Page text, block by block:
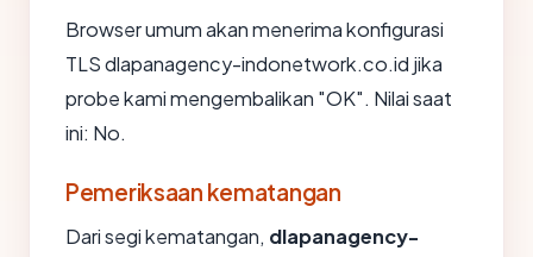
Browser umum akan menerima konfigurasi
TLS dlapanagency-indonetwork.co.id jika
probe kami mengembalikan "OK". Nilai saat
ini: No.
Pemeriksaan kematangan
Dari segi kematangan, dlapanagency-